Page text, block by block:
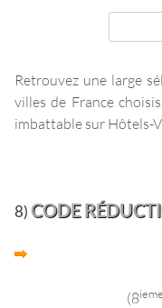
Retrouvez une large
villes de France
imbattable sur Hôtels-
8)CODE
(8ieme